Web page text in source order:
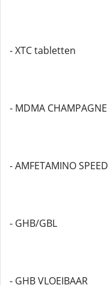
- XTC tabletten
- MDMA CHAMPAGNE
- AMFETAMINO SPEED
- GHB/GBL
- GHB VLOEIBAAR